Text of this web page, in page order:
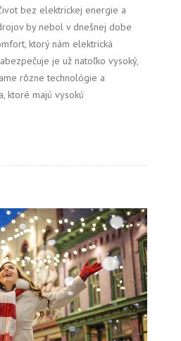
bez elektrickej energie a
by nebol v dnešnej dobe
ktorý nám elektrická
je už natoľko vysoký,
rôzne technológie a
ktoré majú vysokú